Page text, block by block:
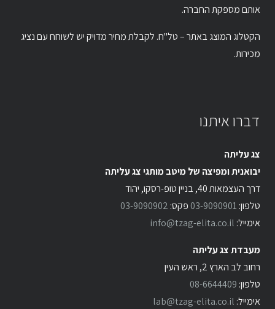
אותם מספקת החברה.
הקטלוג המוצג באתר – טל"ח. לקבלת מחיר מדויק יש לשוחח עם נציג
מכירות.
דברו איתנו
צג עליתה
יבואנית ומפיצה של מיטב מותגי צג עליתה
דרך העצמאות 40, בניין טופ-רסקו, יהוד
טלפון: 03-9090901 פקס: 03-9090902
אימייל: info@tzag-elita.co.il
מעבדת צג עליתה
רחוב לב הארץ 2, ראש העין
טלפון: 08-6644409
אימייל: lab@tzag-elita.co.il